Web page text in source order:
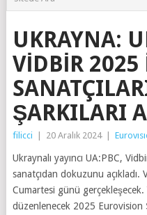
UKRAYNA:
VIDBIR 2025
ŞARKILARI
filicci 20 Aralık 2024
Ukraynalı yayıncı UA:PBC,
sanatçıdan dokuzunu
Cumartesi günü gerçekleşecek.
düzenlenecek 2025 Eurovision